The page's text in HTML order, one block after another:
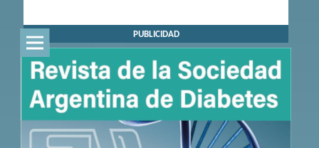
PUBLICIDAD